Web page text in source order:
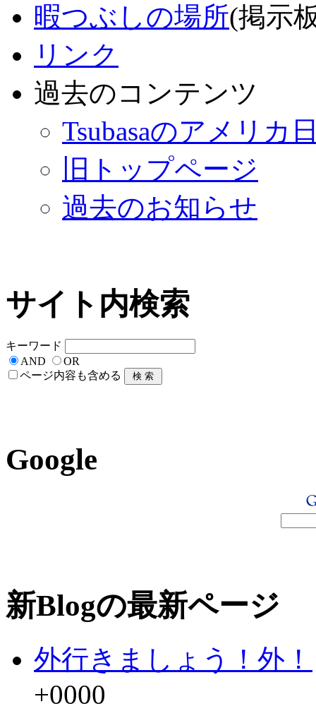
暇つぶしの場所(掲示
リンク
過去のコンテンツ
Tsubasaのアメリカ
旧トップページ
過去のお知らせ
サイト内検索
キーワード
AND
OR
ページ内容も含める
Google
新Blogの最新ページ
外行きましょう！外！
+0000